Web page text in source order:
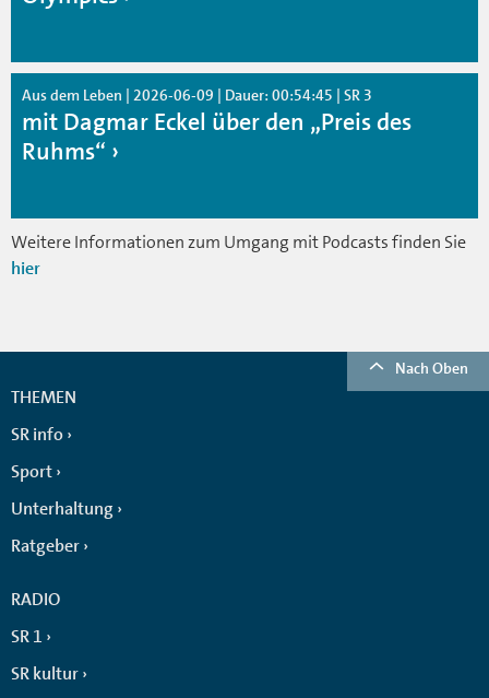
Aus dem Leben | 2026-06-09 | Dauer: 00:54:45 | SR 3
mit Dagmar Eckel über den „Preis des
Ruhms“
Weitere Informationen zum Umgang mit Podcasts finden Sie
hier
Nach Oben
THEMEN
SR info
Sport
Unterhaltung
Ratgeber
RADIO
SR 1
SR kultur